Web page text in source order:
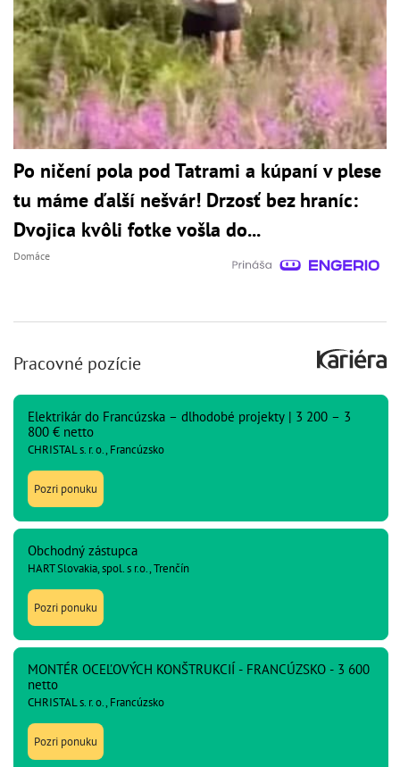
Po ničení pola pod Tatrami a kúpaní v plese
tu máme ďalší nešvár! Drzosť bez hraníc:
Dvojica kvôli fotke vošla do...
Domáce
Pracovné pozície
Elektrikár do Francúzska – dlhodobé projekty | 3 200 – 3
800 € netto
CHRISTAL s. r. o., Francúzsko
Pozri ponuku
Obchodný zástupca
HART Slovakia, spol. s r.o., Trenčín
Pozri ponuku
MONTÉR OCEĽOVÝCH KONŠTRUKCIÍ - FRANCÚZSKO - 3 600
netto
CHRISTAL s. r. o., Francúzsko
Pozri ponuku